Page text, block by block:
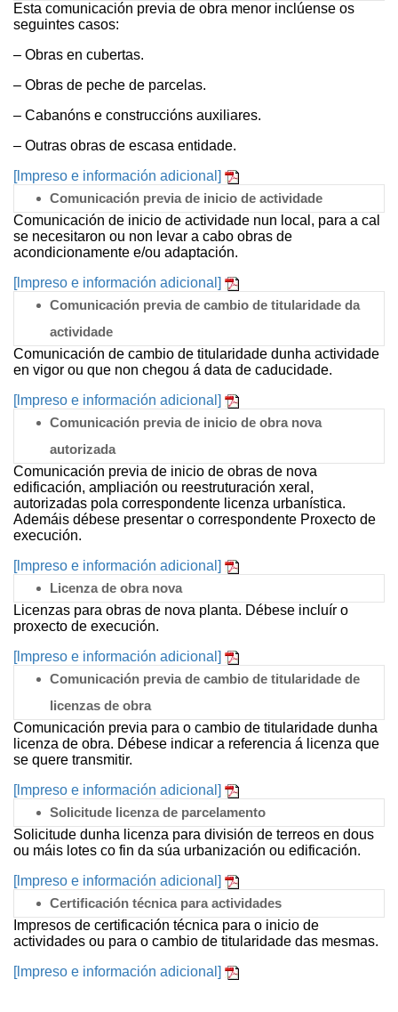
Esta comunicación previa de obra menor inclúense os
seguintes casos:
– Obras en cubertas.
– Obras de peche de parcelas.
– Cabanóns e construccións auxiliares.
– Outras obras de escasa entidade.
[lmpreso e información adicional]
Comunicación previa de inicio de actividade
Comunicación de inicio de actividade nun local, para a cal
se necesitaron ou non levar a cabo obras de
acondicionamente e/ou adaptación.
[lmpreso e información adicional]
Comunicación previa de cambio de titularidade da
actividade
Comunicación de cambio de titularidade dunha actividade
en vigor ou que non chegou á data de caducidade.
[lmpreso e información adicional]
Comunicación previa de inicio de obra nova
autorizada
Comunicación previa de inicio de obras de nova
edificación, ampliación ou reestruturación xeral,
autorizadas pola correspondente licenza urbanística.
Ademáis débese presentar o correspondente Proxecto de
execución.
[lmpreso e información adicional]
Licenza de obra nova
Licenzas para obras de nova planta. Débese incluír o
proxecto de execución.
[lmpreso e información adicional]
Comunicación previa de cambio de titularidade de
licenzas de obra
Comunicación previa para o cambio de titularidade dunha
licenza de obra. Débese indicar a referencia á licenza que
se quere transmitir.
[lmpreso e información adicional]
Solicitude licenza de parcelamento
Solicitude dunha licenza para división de terreos en dous
ou máis lotes co fin da súa urbanización ou edificación.
[lmpreso e información adicional]
Certificación técnica para actividades
Impresos de certificación técnica para o inicio de
actividades ou para o cambio de titularidade das mesmas.
[lmpreso e información adicional]